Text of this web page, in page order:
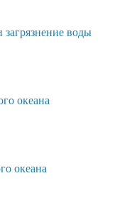
воды
океана
океана